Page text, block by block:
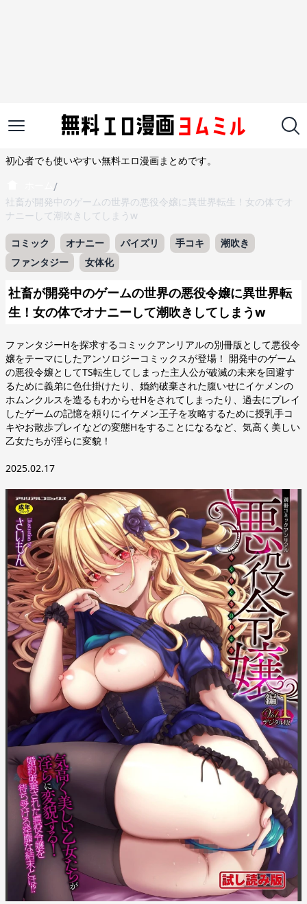
初心者でも使いやすい無料エロ漫画まとめです。
/
社畜が開発中のゲームの世界の悪役令嬢に異世界転生！女の体でオ
ナニーして潮吹きしてしまうw
コミック オナニー パイズリ 手コキ
潮吹き
ファンタジー
女体化
社畜が開発中のゲームの世界の悪役令嬢に異世界転
生！女の体でオナニーして潮吹きしてしまうw
ファンタジーHを探求するコミックアンリアルの別冊版として悪役令
嬢をテーマにしたアンソロジーコミックスが登場！ 開発中のゲーム
の悪役令嬢としてTS転生してしまった主人公が破滅の未来を回避す
るために義弟に色仕掛けたり、婚約破棄された腹いせにイケメンの
ホムンクルスを造るもわからせHをされてしまったり、過去にプレイ
したゲームの記憶を頼りにイケメン王子を攻略するために授乳手コ
キやお散歩プレイなどの変態Hをすることになるなど、気高く美しい
乙女たちが淫らに変貌！
2025.02.17